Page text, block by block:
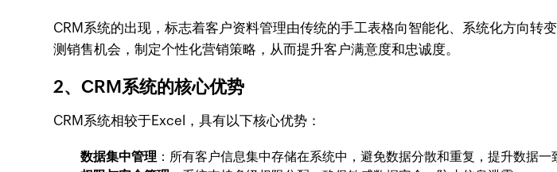
CRM系统的出现，标志着客户资料管理由传统的手工表格向智能化、系统化方向
测销售机会，制定个性化营销策略，从而提升客户满意度和忠诚度。
2、CRM系统的核心优势
CRM系统相较于Excel，具有以下核心优势：
数据集中管理 ：所有客户信息集中存储在系统中，避免数据分散和重复，提升数据一